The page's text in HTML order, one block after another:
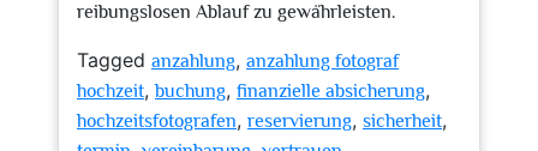
reibungslosen Ablauf zu gewährleisten.
Tagged anzahlung, anzahlung fotograf
hochzeit,buchung, finanzielle absicherung,
hochzeitsfotografen, reservierung, sicherheit,